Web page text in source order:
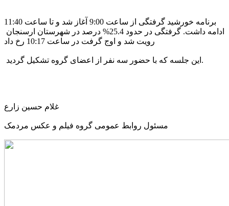
برنامه خورشید گرفتگی از ساعت 9:00 آغاز شد و تا ساعت 11:40
ادامه داشت. گرفتگی در حدود 25.4% درصد در شهرستان ارسنجان
رویت شد و اوج گرفت در ساعت 10:17 رخ داد
این جلسه که با حضور سه نفر از اعضای گروه تشکیل گردید.
غلام حسین زارع
مسئول روابط عمومی گروه فیلم و عکس مردمک